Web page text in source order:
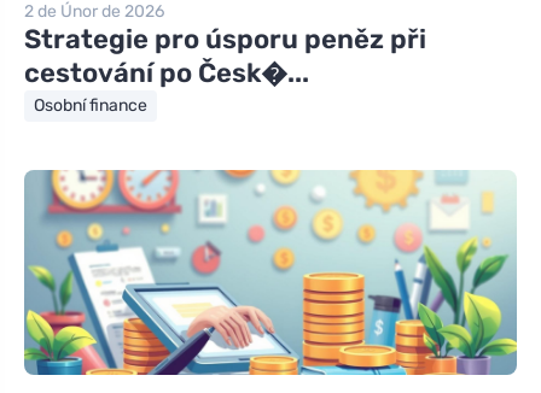
2 de Únor de 2026
Strategie pro úsporu peněz při
cestování po Česk�...
Osobní finance